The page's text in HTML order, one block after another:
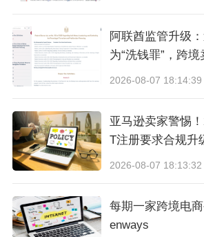
测评服务扫码找她 ↑
接着我们说说真人测评和普通机
别：
全部真实海外本土自然人账号，
阿联酋监管升级
为“洗钱罪”，跨
规信号
2026-08-07 18:14:39
亚马逊卖家警惕
T注册要求合规升
2026-08-07 18:13:32
每期一家跨境电
enways